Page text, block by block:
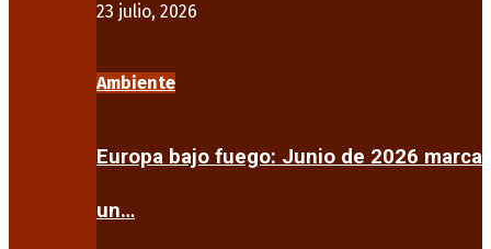
23 julio, 2026
Ambiente
Europa bajo fuego: Junio de 2026 marca
un…